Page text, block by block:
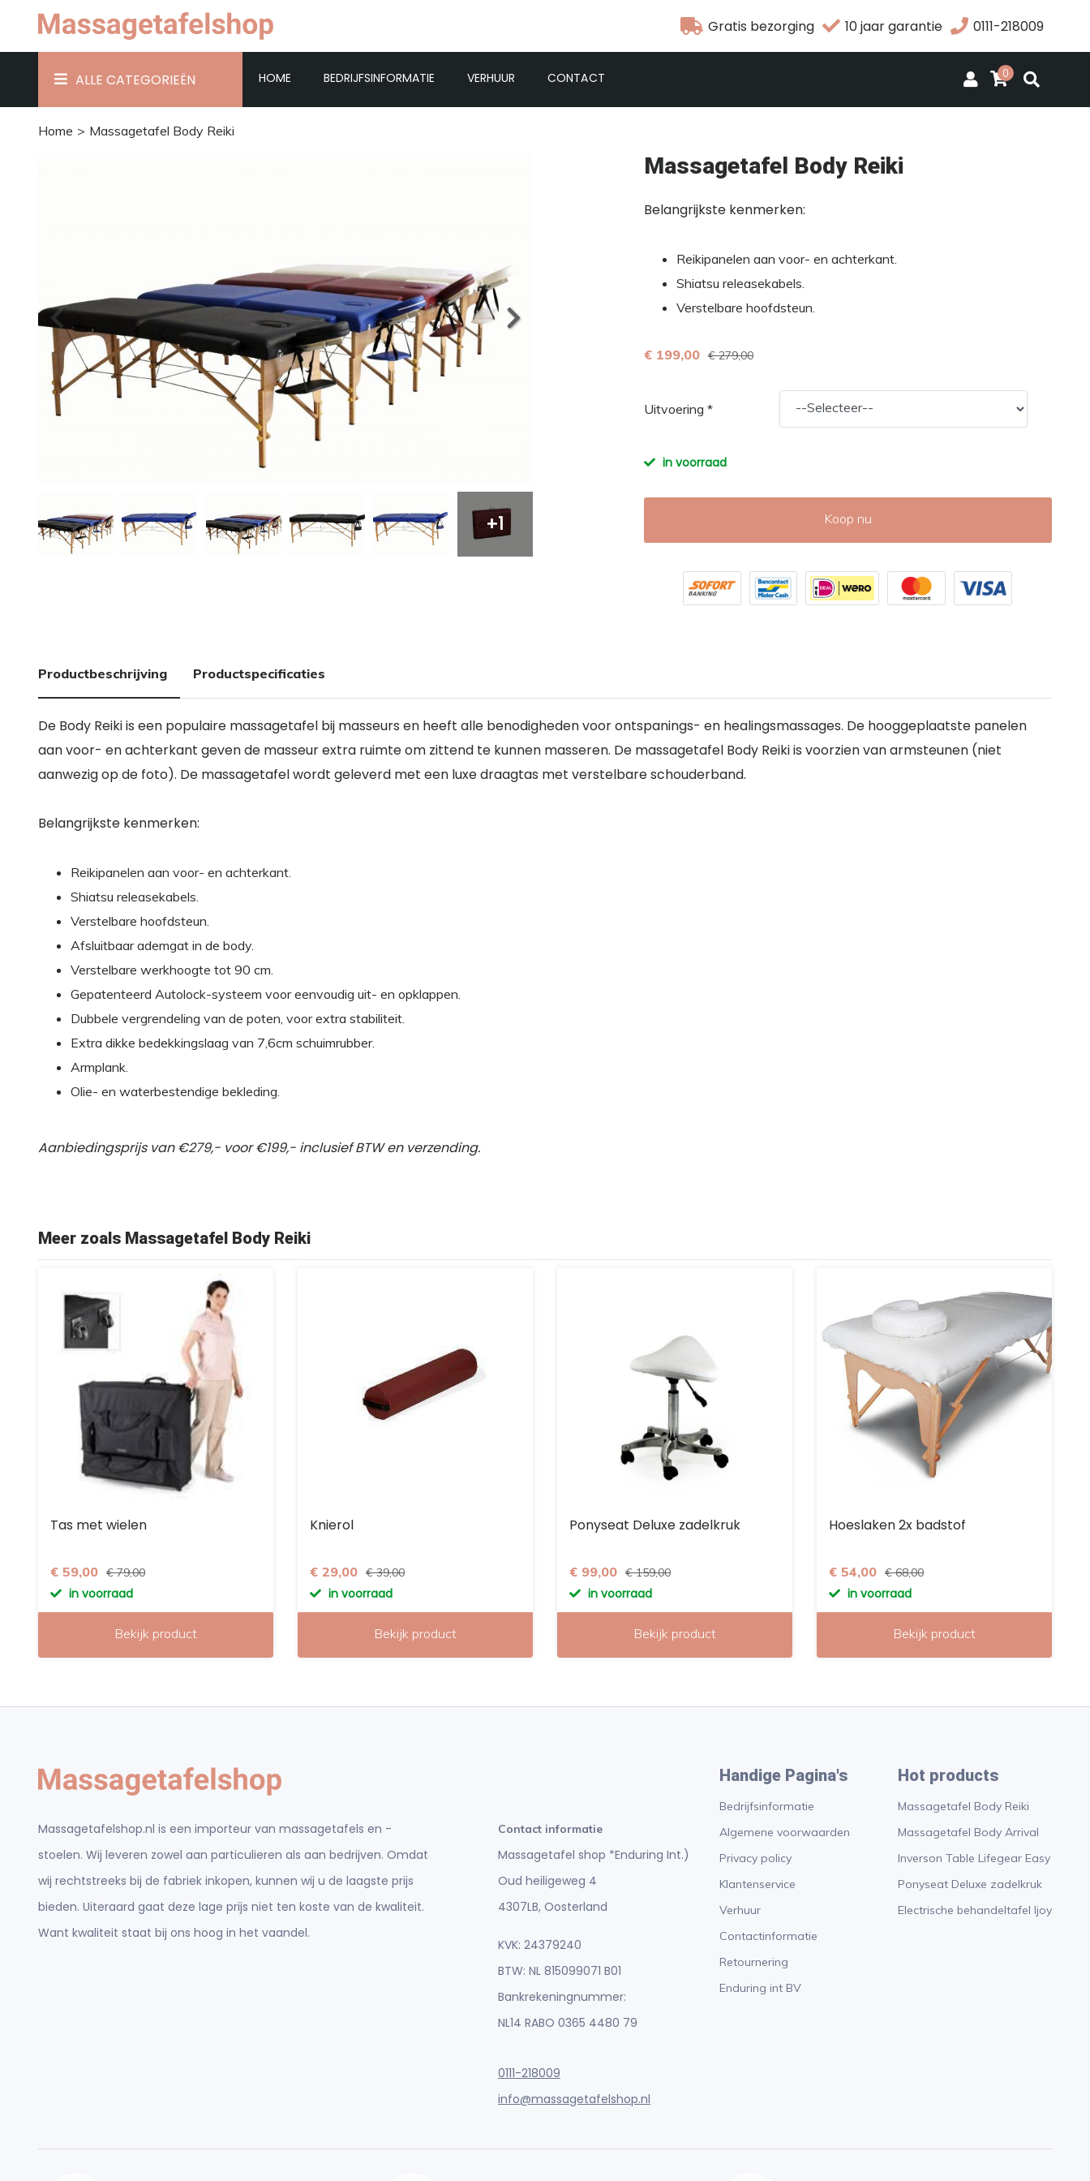
Gratis bezorging 10 jaar garantie 0111-218009
ALLE CATEGORIEËN HOME BEDRIJFSINFORMATIE VERHUUR CONTACT 0
Home Massagetafel Body Reiki
+1
Massagetafel Body Reiki
Belangrijkste kenmerken:
Reikipanelen aan voor- en achterkant.
Shiatsu releasekabels.
Verstelbare hoofdsteun.
€ 199,00 € 279,00
Uitvoering *
in voorraad
Koop nu
Productbeschrijving Productspecificaties
De Body Reiki is een populaire massagetafel bij masseurs en heeft alle benodigheden voor ontspanings- en healingsmassages. De hooggeplaatste panelen
aan voor- en achterkant geven de masseur extra ruimte om zittend te kunnen masseren. De massagetafel Body Reiki is voorzien van armsteunen (niet
aanwezig op de foto). De massagetafel wordt geleverd met een luxe draagtas met verstelbare schouderband.
Belangrijkste kenmerken:
Reikipanelen aan voor- en achterkant.
Shiatsu releasekabels.
Verstelbare hoofdsteun.
Afsluitbaar ademgat in de body.
Verstelbare werkhoogte tot 90 cm.
Gepatenteerd Autolock-systeem voor eenvoudig uit- en opklappen.
Dubbele vergrendeling van de poten, voor extra stabiliteit.
Extra dikke bedekkingslaag van 7,6cm schuimrubber.
Armplank.
Olie- en waterbestendige bekleding.
Aanbiedingsprijs van €279,- voor €199,- inclusief BTW en verzending.
Meer zoals Massagetafel Body Reiki
Tas met wielen
€ 59,00 € 79,00
in voorraad
Bekijk product
Knierol
€ 29,00 € 39,00
in voorraad
Bekijk product
Ponyseat Deluxe zadelkruk
€ 99,00 € 159,00
in voorraad
Bekijk product
Hoeslaken 2x badstof
€ 54,00 € 68,00
in voorraad
Bekijk product
Massagetafelshop.nl is een importeur van massagetafels en -
stoelen. Wij leveren zowel aan particulieren als aan bedrijven. Omdat
wij rechtstreeks bij de fabriek inkopen, kunnen wij u de laagste prijs
bieden. Uiteraard gaat deze lage prijs niet ten koste van de kwaliteit.
Want kwaliteit staat bij ons hoog in het vaandel.
Contact informatie
Massagetafel shop *Enduring Int.)
Oud heiligeweg 4
4307LB, Oosterland
KVK: 24379240
BTW: NL 815099071 B01
Bankrekeningnummer:
NL14 RABO 0365 4480 79
0111-218009
info@massagetafelshop.nl
Handige Pagina's
Bedrijfsinformatie
Algemene voorwaarden
Privacy policy
Klantenservice
Verhuur
Contactinformatie
Retournering
Enduring int BV
Hot products
Massagetafel Body Reiki
Massagetafel Body Arrival
Inverson Table Lifegear Easy
Ponyseat Deluxe zadelkruk
Electrische behandeltafel Ijoy